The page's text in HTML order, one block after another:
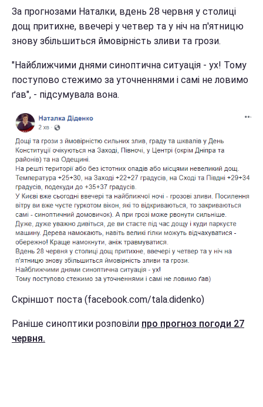
За прогнозами Наталки, вдень 28 червня у столиці
дощ притихне, ввечері у четвер та у ніч на п'ятницю
знову збільшиться ймовірність зливи та грози.
"Найближчими днями синоптична ситуація - ух! Тому
поступово стежимо за уточненнями і самі не ловимо
ґав", - підсумувала вона.
Скріншот поста (facebook.com/tala.didenko)
Раніше синоптики розповіли про прогноз погоди 27
червня.